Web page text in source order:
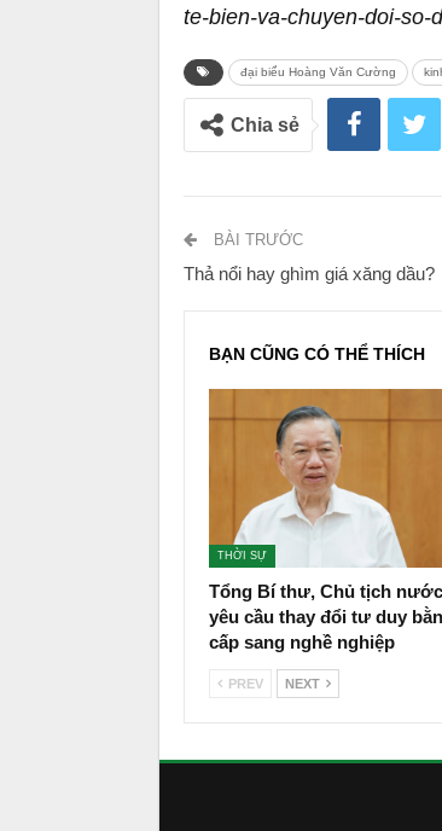
te-bien-va-chuyen-doi-so-
đại biểu Hoàng Văn Cường
Chia sẻ
BÀI TRƯỚC
Thả nổi hay ghìm giá xăng dầu?
BẠN CŨNG CÓ THỂ THÍCH
THỜI SỰ
Tổng Bí thư, Chủ tịch nước
yêu cầu thay đổi tư duy
cấp sang nghề nghiệp
PREV NEXT